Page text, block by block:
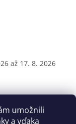
umožnili
a vďaka
až 17. 8. 2026